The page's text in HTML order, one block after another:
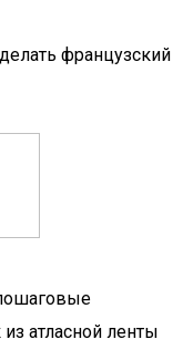
французский
атласной ленты